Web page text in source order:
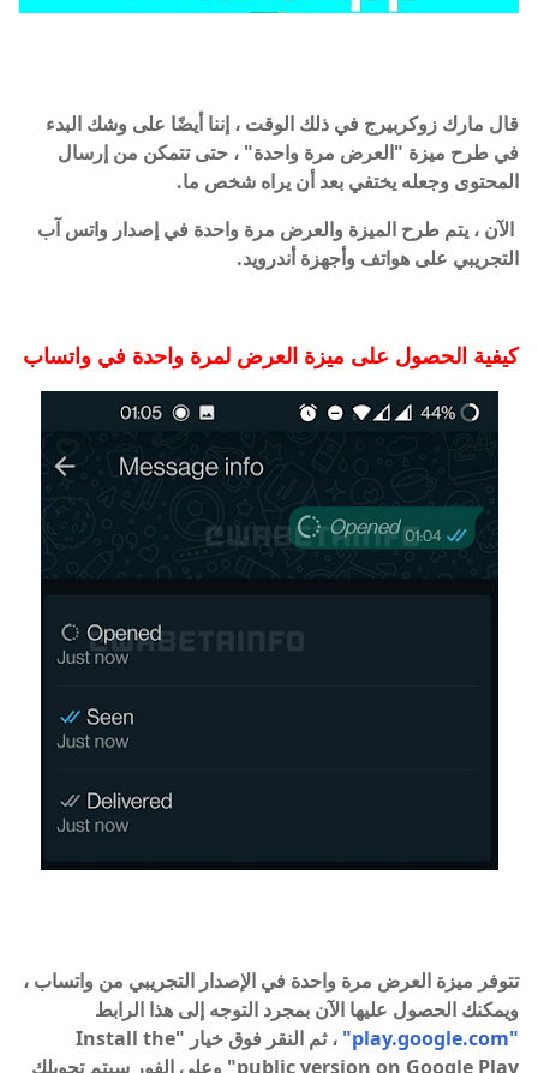
قال مارك زوكربيرج في ذلك الوقت ، إننا أيضًا على وشك البدء
في طرح ميزة "العرض مرة واحدة" ، حتى تتمكن من إرسال
المحتوى وجعله يختفي بعد أن يراه شخص ما.
الآن ، يتم طرح الميزة والعرض مرة واحدة في إصدار واتس آب
التجريبي على هواتف وأجهزة أندرويد.
كيفية الحصول على ميزة العرض لمرة واحدة في واتساب
تتوفر ميزة العرض مرة واحدة في الإصدار التجريبي من واتساب ،
ويمكنك الحصول عليها الآن بمجرد التوجه إلى هذا الرابط
"play.google.com"
، ثم النقر فوق خيار "Install the
public version on Google Play" وعلى الفور سيتم تحويلك